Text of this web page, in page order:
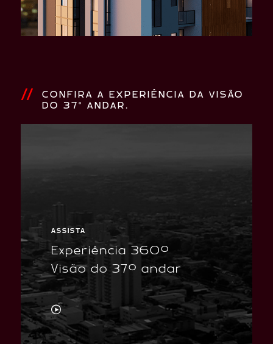
CONFIRA A EXPERIÊNCIA DA VISÃO
DO 37° ANDAR.
ASSISTA
Experiência 360º
Visão do 37º andar